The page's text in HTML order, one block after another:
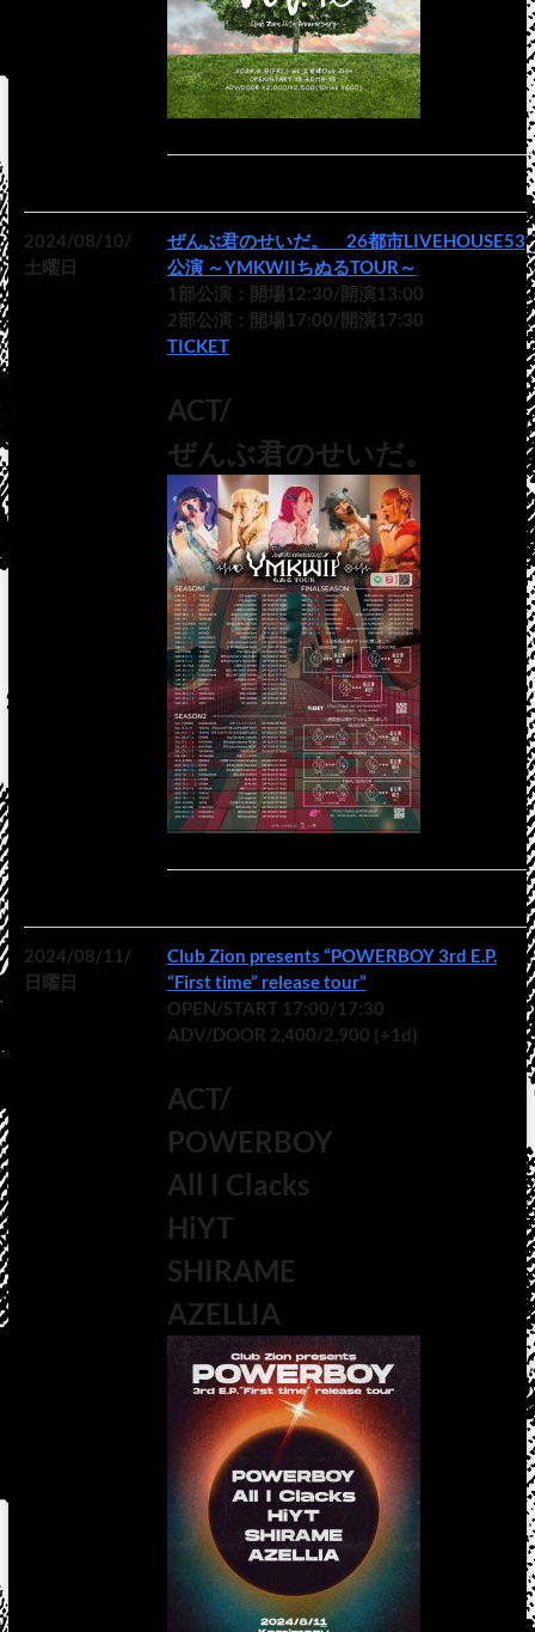
2024/08/10/
土曜日
ぜんぶ君のせいだ。 26都市LIVEHOUSE53
公演 ～YMKWIIちぬるTOUR～
1部公演：開場12:30/開演13:00
2部公演：開場17:00/開演17:30
TICKET
ACT/
ぜんぶ君のせいだ。
2024/08/11/
日曜日
Club Zion presents “POWERBOY 3rd E.P.
“First time” release tour”
OPEN/START 17:00/17:30
ADV/DOOR 2,400/2,900 (+1d)
ACT/
POWERBOY
All I Clacks
HiYT
SHIRAME
AZELLIA